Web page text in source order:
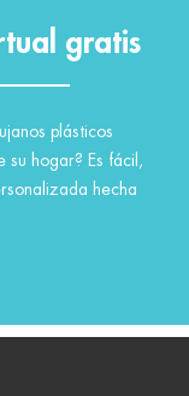
gratis
plásticos
hogar? Es fácil,
hecha